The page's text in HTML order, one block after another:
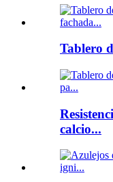
Tablero
calcio...